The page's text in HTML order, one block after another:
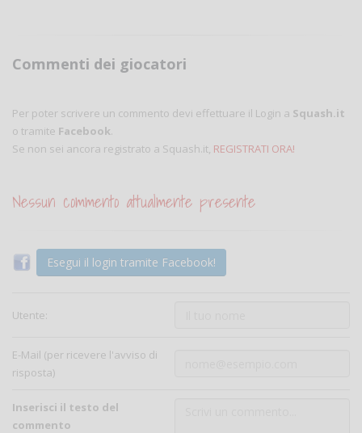
Commenti dei giocatori
Per poter scrivere un commento devi effettuare il Login a Squash.it
o tramite Facebook.
Se non sei ancora registrato a Squash.it, REGISTRATI ORA!
Nessun commento attualmente presente
Esegui il login tramite Facebook!
Utente:
E-Mail (per ricevere l'avviso di
risposta)
Inserisci il testo del
commento